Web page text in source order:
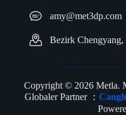
amy@met3dp.com
Bezirk
Copyright © 2026 Metla.
Globaler Partner ：